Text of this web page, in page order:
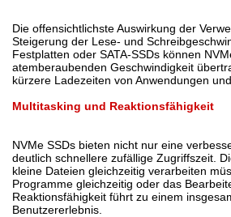
Die offensichtlichste Auswirkung der
Steigerung der Lese- und
Festplatten oder SATA-SSDs können
atemberaubenden Geschwindigkeit
kürzere Ladezeiten von Anwendungen
Multitasking und Reaktionsfähigkeit
NVMe SSDs bieten nicht nur eine
deutlich schnellere zufällige Zugriffszeit.
kleine Dateien gleichzeitig verarbeiten
Programme gleichzeitig oder das
Reaktionsfähigkeit führt zu einem
Benutzererlebnis.